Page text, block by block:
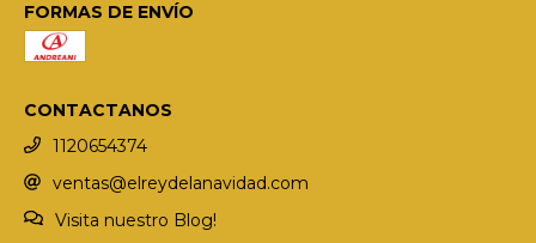
FORMAS DE ENVÍO
CONTACTANOS
1120654374
ventas@elreydelanavidad.com
Visita nuestro Blog!